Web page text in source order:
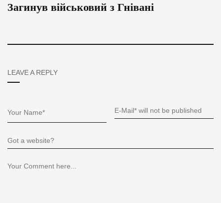
Загинув військовий з Гнівані
LEAVE A REPLY